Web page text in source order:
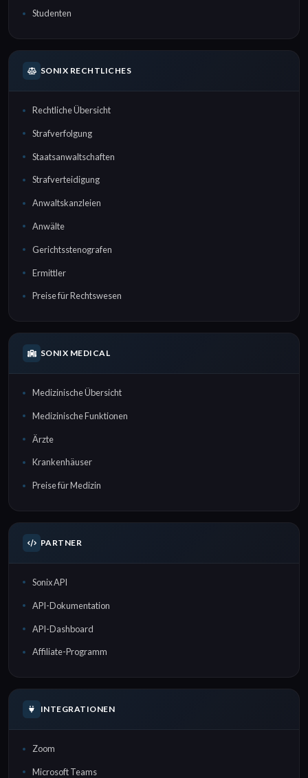
Studenten
SONIX RECHTLICHES
Rechtliche Übersicht
Strafverfolgung
Staatsanwaltschaften
Strafverteidigung
Anwaltskanzleien
Anwälte
Gerichtsstenografen
Ermittler
Preise für Rechtswesen
SONIX MEDICAL
Medizinische Übersicht
Medizinische Funktionen
Ärzte
Krankenhäuser
Preise für Medizin
PARTNER
Sonix API
API-Dokumentation
API-Dashboard
Affiliate-Programm
INTEGRATIONEN
Zoom
Microsoft Teams